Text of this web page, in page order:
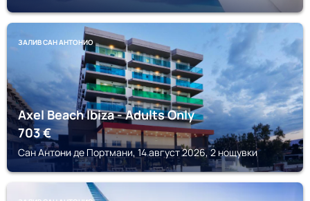
ЗАЛИВ САН АНТОНИО
Axel Beach Ibiza - Adults Only
703€
Сан Антони де Портмани, 14 август 2026, 2 нощувки